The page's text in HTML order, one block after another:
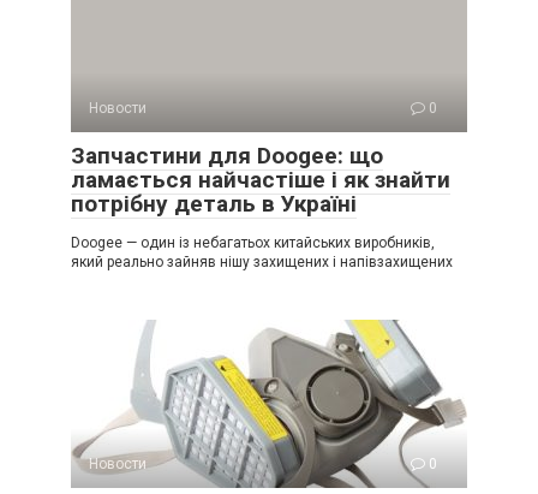
Новости 0
Запчастини для Doogee: що
ламається найчастіше і як знайти
потрібну деталь в Україні
Doogee — один із небагатьох китайських виробників,
який реально зайняв нішу захищених і напівзахищених
Новости 0